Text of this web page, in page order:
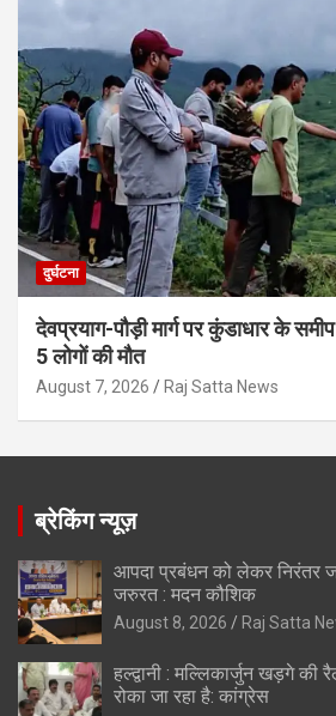
दुर्घटना
देवप्रयाग-पौड़ी मार्ग पर कुंडाधार के
5 लोगों की मौत
August 7, 2026 Raj Satta News
ब्रेकिंग न्यूज़
आपदा प्रबंधन को लेकर निरंतर
जरुरत : मदन कौशिक
August 8, 2026 Raj Satta
हल्द्वानी : मल्लिकार्जुन खड़गे की
रोका जा रहा है: कांग्रेस